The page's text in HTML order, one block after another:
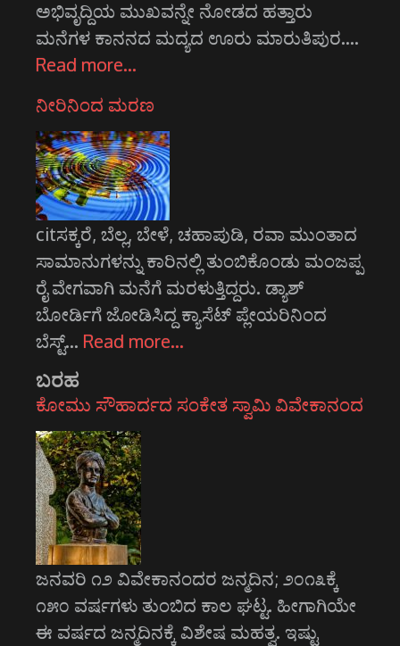
ಅಭಿವೃದ್ದಿಯ ಮುಖವನ್ನೇ ನೋಡದ ಹತ್ತಾರು
ಮನೆಗಳ ಕಾನನದ ಮದ್ಯದ ಊರು ಮಾರುತಿಪುರ.…
Read more…
ನೀರಿನಿಂದ ಮರಣ
citಸಕ್ಕರೆ, ಬೆಲ್ಲ, ಬೇಳೆ, ಚಹಾಪುಡಿ, ರವಾ ಮುಂತಾದ
ಸಾಮಾನುಗಳನ್ನು ಕಾರಿನಲ್ಲಿ ತುಂಬಿಕೊಂಡು ಮಂಜಪ್ಪ
ರೈ ವೇಗವಾಗಿ ಮನೆಗೆ ಮರಳುತ್ತಿದ್ದರು. ಡ್ಯಾಶ್
ಬೋರ್ಡಿಗೆ ಜೋಡಿಸಿದ್ದ ಕ್ಯಾಸೆಟ್ ಪ್ಲೇಯರಿನಿಂದ
ಬೆಸ್ಟ್… Read more…
ಬರಹ
ಕೋಮು ಸೌಹಾರ್ದದ ಸಂಕೇತ ಸ್ವಾಮಿ ವಿವೇಕಾನಂದ
ಜನವರಿ ೧೨ ವಿವೇಕಾನಂದರ ಜನ್ಮದಿನ; ೨೦೧೩ಕ್ಕೆ
೧೫೦ ವರ್ಷಗಳು ತುಂಬಿದ ಕಾಲ ಘಟ್ಟ. ಹೀಗಾಗಿಯೇ
ಈ ವರ್ಷದ ಜನ್ಮದಿನಕ್ಕೆ ವಿಶೇಷ ಮಹತ್ವ. ಇಷ್ಟು